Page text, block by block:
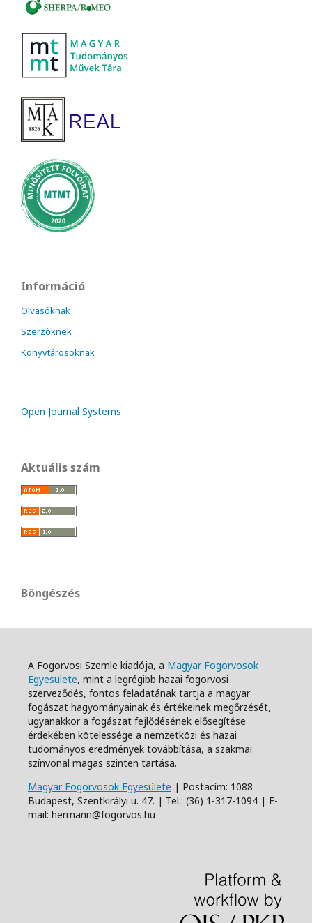
Információ
Olvasóknak
Szerzőknek
Könyvtárosoknak
Open Journal Systems
Aktuális szám
Böngészés
A Fogorvosi Szemle kiadója, a Magyar Fogorvosok
Egyesülete, mint a legrégibb hazai fogorvosi
szerveződés, fontos feladatának tartja a magyar
fogászat hagyományainak és értékeinek megőrzését,
ugyanakkor a fogászat fejlődésének elősegítése
érdekében kötelessége a nemzetközi és hazai
tudományos eredmények továbbítása, a szakmai
színvonal magas szinten tartása.
Magyar Fogorvosok Egyesülete | Postacím: 1088
Budapest, Szentkirályi u. 47. | Tel.: (36) 1-317-1094 | E-
mail: hermann@fogorvos.hu